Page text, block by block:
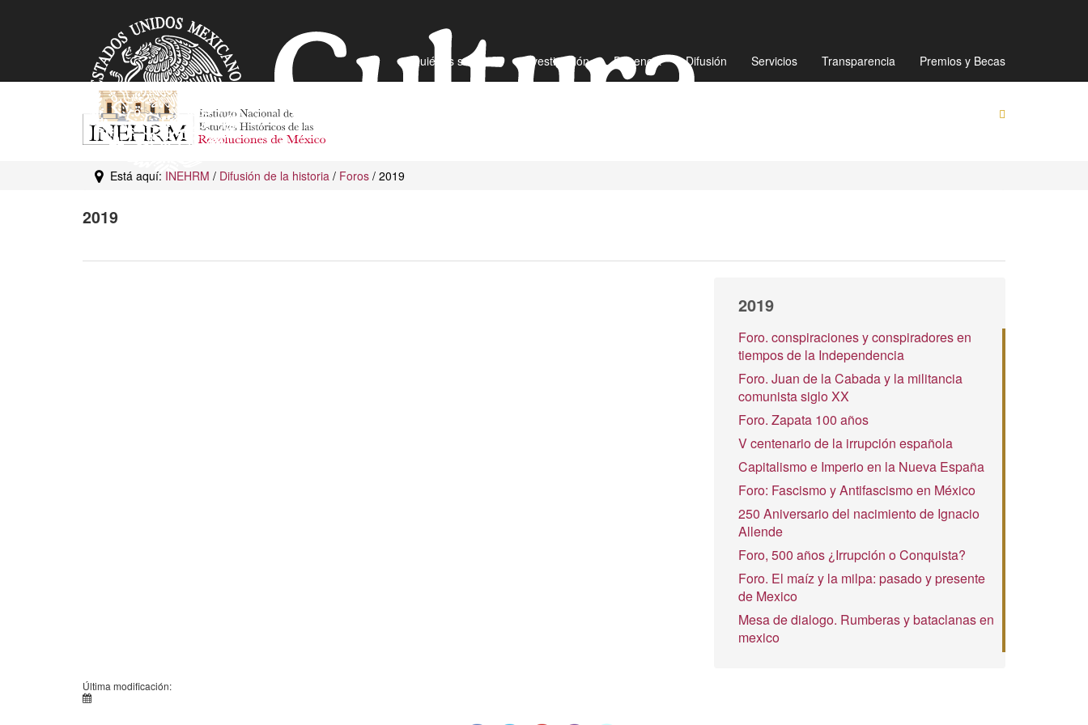
¿Quiénes somos? Investigación Docencia Difusión Servicios Transparencia Premios y Becas
Mapa de sitio Directorio Preguntas Frecuentes
Está aquí: INEHRM / Difusión de la historia / Foros / 2019
2019
2019
Foro. conspiraciones y conspiradores en
tiempos de la Independencia
Foro. Juan de la Cabada y la militancia
comunista siglo XX
Foro. Zapata 100 años
V centenario de la irrupción española
Capitalismo e Imperio en la Nueva España
Foro: Fascismo y Antifascismo en México
250 Aniversario del nacimiento de Ignacio
Allende
Foro, 500 años ¿Irrupción o Conquista?
Foro. El maíz y la milpa: pasado y presente
de Mexico
Mesa de dialogo. Rumberas y bataclanas en
mexico
Última modificación: